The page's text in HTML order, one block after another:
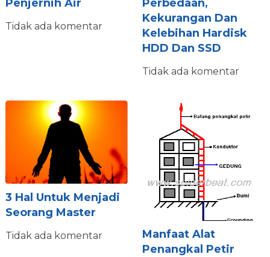
Penjernih Air
Tidak ada komentar
Perbedaan,
Kekurangan Dan
Kelebihan Hardisk
HDD Dan SSD
Tidak ada komentar
3 Hal Untuk Menjadi
Seorang Master
Tidak ada komentar
Manfaat Alat
Penangkal Petir